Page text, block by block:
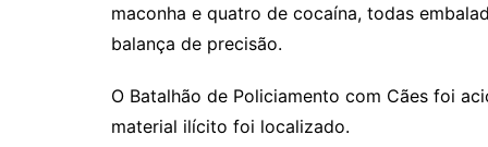
maconha e quatro de cocaína, todas
balança de precisão.
O Batalhão de Policiamento com Cães foi
material ilícito foi localizado.